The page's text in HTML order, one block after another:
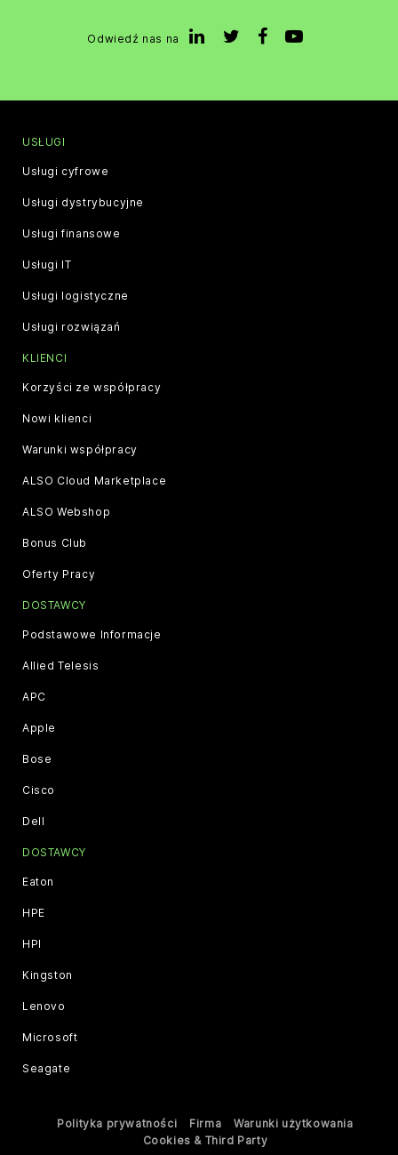
Odwiedź nas na
USŁUGI
Usługi cyfrowe
Usługi dystrybucyjne
Usługi finansowe
Usługi IT
Usługi logistyczne
Usługi rozwiązań
KLIENCI
Korzyści ze współpracy
Nowi klienci
Warunki współpracy
ALSO Cloud Marketplace
ALSO Webshop
Bonus Club
Oferty Pracy
DOSTAWCY
Podstawowe Informacje
Allied Telesis
APC
Apple
Bose
Cisco
Dell
DOSTAWCY
Eaton
HPE
HPI
Kingston
Lenovo
Microsoft
Seagate
Polityka prywatności Firma
Warunki użytkowania
Cookies & Third Party